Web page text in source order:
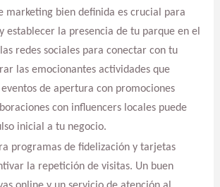
marketing bien definida es crucial para
establecer la presencia de tu parque en el
redes sociales para conectar con tu
las emocionantes actividades que
de apertura con promociones
con influencers locales puede
inicial a tu negocio.
programas de fidelización y tarjetas
la repetición de visitas. Un buen